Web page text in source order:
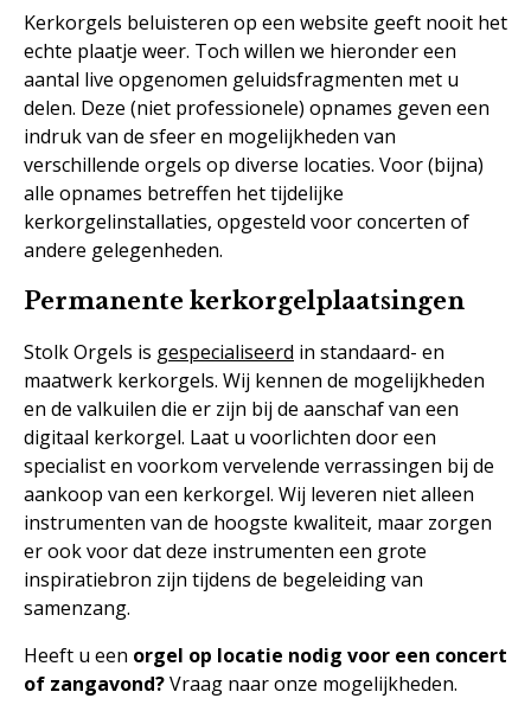
Kerkorgels beluisteren op een website geeft nooit het
echte plaatje weer. Toch willen we hieronder een
aantal live opgenomen geluidsfragmenten met u
delen. Deze (niet professionele) opnames geven een
indruk van de sfeer en mogelijkheden van
verschillende orgels op diverse locaties. Voor (bijna)
alle opnames betreffen het tijdelijke
kerkorgelinstallaties, opgesteld voor concerten of
andere gelegenheden.
Permanente kerkorgelplaatsingen
Stolk Orgels is gespecialiseerd in standaard- en
maatwerk kerkorgels. Wij kennen de mogelijkheden
en de valkuilen die er zijn bij de aanschaf van een
digitaal kerkorgel. Laat u voorlichten door een
specialist en voorkom vervelende verrassingen bij de
aankoop van een kerkorgel. Wij leveren niet alleen
instrumenten van de hoogste kwaliteit, maar zorgen
er ook voor dat deze instrumenten een grote
inspiratiebron zijn tijdens de begeleiding van
samenzang.
Heeft u een orgel op locatie nodig voor een concert
of zangavond?Vraag naar onze mogelijkheden.